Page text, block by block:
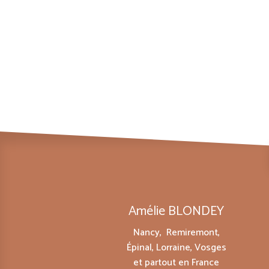
Amélie BLONDEY
Nancy, Remiremont,
Épinal, Lorraine, Vosges
et partout en France